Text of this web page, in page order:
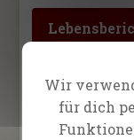
Wir
für dich